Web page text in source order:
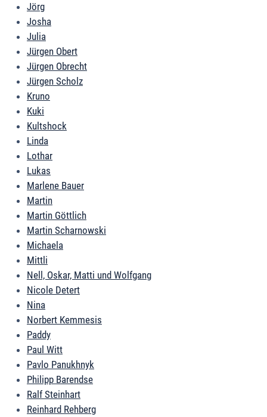
Jörg
Josha
Julia
Jürgen Obert
Jürgen Obrecht
Jürgen Scholz
Kruno
Kuki
Kultshock
Linda
Lothar
Lukas
Marlene Bauer
Martin
Martin Göttlich
Martin Scharnowski
Michaela
Mittli
Nell, Oskar, Matti und Wolfgang
Nicole Detert
Nina
Norbert Kemmesis
Paddy
Paul Witt
Pavlo Panukhnyk
Philipp Barendse
Ralf Steinhart
Reinhard Rehberg